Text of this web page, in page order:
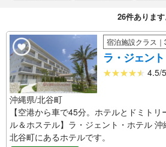
26件ありま
宿泊施設クラス｜
ラ・ジェン
4.5/
沖縄県/北谷町
【空港から車で45分。ホテルとドミト
ル＆ホステル】ラ・ジェント・ホテル
北谷町にあるホテルです。